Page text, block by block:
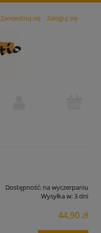
Zarejestruj się Zaloguj się
Dostępność: na wyczerpaniu
Wysyłka w:3 dni
44,90 zł